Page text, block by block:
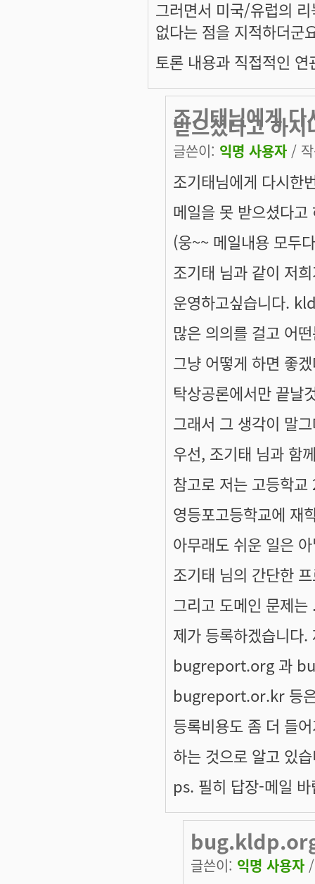
그러면서 미국/유럽의
없다는 점을 지적하더군
토론 내용과 직접적인
조기태님에게
받으셨다고 하시
글쓴이: 익명 사용자 /
조기태님에게 다시한
메일을 못 받으셨다
(웅~~ 메일내용 모두
조기태 님과 같이 저
운영하고싶습니다.
많은 의의를 걸고 어
그냥 어떻게 하면 좋
탁상공론에서만 끝날
그래서 그 생각이 말
우선, 조기태 님과 함
참고로 저는 고등학
영등포고등학교에 재
아무래도 쉬운 일은
조기태 님의 간단한
그리고 도메인 문제는
제가 등록하겠습니
bugreport.org 과
bugreport.or.kr 등은
등록비용도 좀 더 들
하는 것으로 알고 있
ps. 필히 답장-메일
글쓴이: 익명 사용자